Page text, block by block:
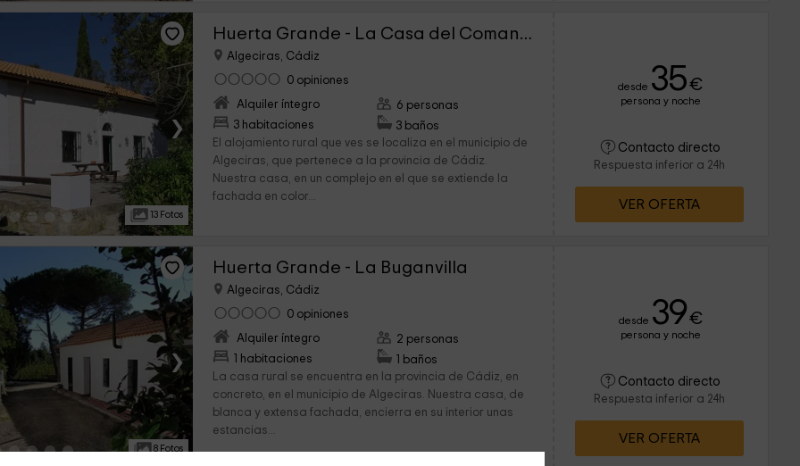
›
13 Fotos
Huerta Grande - La Casa del Comandante
Algeciras, Cádiz
0 opiniones
Alquiler íntegro
3 habitaciones
6 personas
3 baños
El alojamiento rural que ves se localiza en el municipio de
Algeciras, que pertenece a la provincia de Cádiz.
Nuestra casa, en un complejo en el que se extiende la
fachada en color...
desde 35€
persona y noche
Contacto directo
Respuesta inferior a 24h
VER OFERTA
›
8 Fotos
Huerta Grande - La Buganvilla
Algeciras, Cádiz
0 opiniones
Alquiler íntegro
1 habitaciones
2 personas
1 baños
La casa rural se encuentra en la provincia de Cádiz, en
concreto, en el municipio de Algeciras. Nuestra casa, de
blanca y extensa fachada, encierra en su interior unas
estancias...
desde 39€
persona y noche
Contacto directo
Respuesta inferior a 24h
VER OFERTA